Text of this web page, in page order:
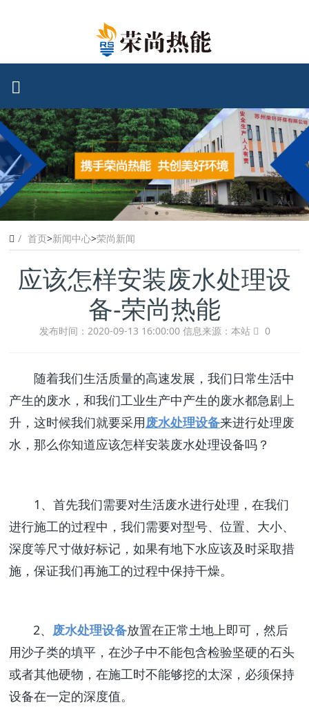
首页>新闻中心>荣尚新闻
应该怎样安装废水处理设
备-荣尚热能
发布时间：2020-09-13 16:00:00 信息来源：本站 0
随着我们生活质量的高速发展，我们日常生活中
产生的废水，和我们工业生产中产生的废水都急剧上
升，这时候我们就要采用废水处理设备来进行处理废
水，那么你知道应该怎样安装废水处理设备吗？
1、首先我们需要对生活废水进行处理，在我们
进行施工的过程中，我们需要对型号、位置、大小、
深度等尺寸做好标记，如果有地下水应该及时采取措
施，保证我们再施工的过程中保持干燥。
2、 废水处理设备放置在正常土地上即可，然后
用沙子类的填平，在沙子中不能包含检验坚硬的石头
或者其他硬物，在施工时不能够挖的太深，必须保持
设备在一定的深度值。